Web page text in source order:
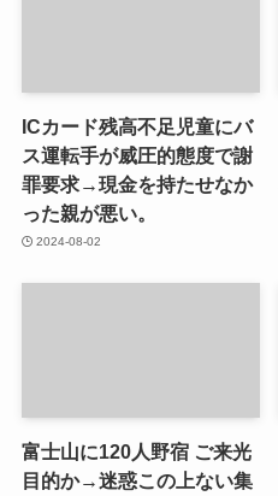
ICカード残高不足児童にバ
ス運転手が威圧的態度で謝
罪要求→現金を持たせなか
った親が悪い。
2024-08-02
富士山に120人野宿 ご来光
目的か→迷惑この上ない集